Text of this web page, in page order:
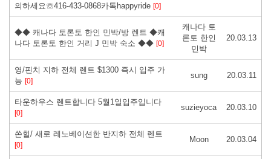
의하세요☏416-433-0868카톡happyride [0]
◆◆ 캐나다 토론토 한인 민박/방 렌트 ◆캐
나다 토론토 한인 거리 J 민박 숙소 ◆◆ [0]
캐나다 토
론토 한인
민박
20.03.13
영/핀치 지하 전체 렌트 $1300 즉시 입주 가
능 [0]
sung 20.03.11
타운하우스 렌트합니다 5월1일입주입니다
[0]
suzieyoca 20.03.10
쏜힐/ 새로 레노베이션한 반지하 전체 렌트
[0]
Moon 20.03.04